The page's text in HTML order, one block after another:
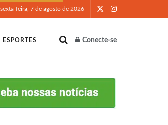
sexta-feira, 7 de agosto de 2026
ESPORTES Conecte-se